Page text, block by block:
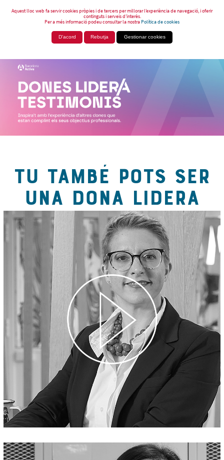
Aquest lloc web fa servir cookies pròpies i de tercers per millorar l’experiència de navegació, i oferir
continguts i serveis d’interès.
Per a més informació podeu consultar la nostraPolítica de cookies
D'acord Rebutja Gestionar cookies
TU TAMBÉ POTS SER
UNA DONA LIDERA